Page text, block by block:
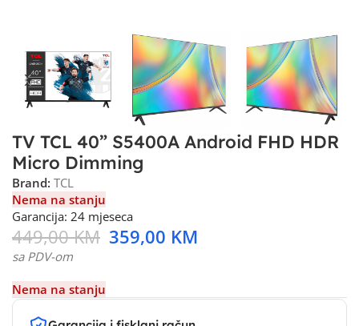
TV TCL 40” S5400A Android FHD HDR
Micro Dimming
Brand: TCL
Nema na stanju
Garancija: 24 mjeseca
449,00KM 359,00 KM
sa PDV-om
Nema na stanju